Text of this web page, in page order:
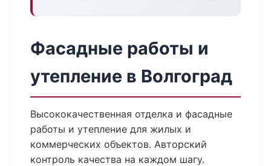
Фасадные работы и
утепление в Волгоград
Высококачественная отделка и фасадные
работы и утепление для жилых и
коммерческих объектов. Авторский
контроль качества на каждом шагу.